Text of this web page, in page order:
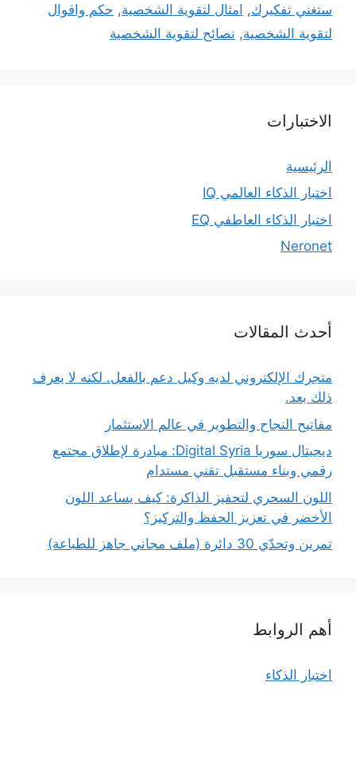
ستغني تفكيرك, امثال لتقوية الشخصية, حكم واقوال
لتقوية الشخصية, نصائح لتقوية الشخصية
الاختبارات
الرئيسية
اختبار الذكاء العالمي IQ
اختبار الذكاء العاطفي EQ
Neronet
أحدث المقالات
متجرك الإلكتروني لديه وكيل دعم بالفعل. لكنه لا يعرف
ذلك بعد.
مفاتيح النجاح والتطوير في عالم الاستثمار
ديجيتال سوريا Digital Syria: مبادرة لإطلاق مجتمع
رقمي وبناء مستقبل تقني مستدام
اللون السحري لتحفيز الذاكرة: كيف يساعد اللون
الأخضر في تعزيز الحفظ والتركيز؟
تمرين وتحدّي 30 دائرة (ملف مجاني جاهز للطباعة)
أهم الروابط
اختبار الذكاء